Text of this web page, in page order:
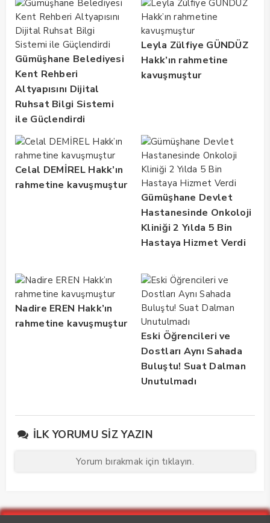
Gümüşhane Belediyesi
Kent Rehberi
Altyapısını Dijital
Ruhsat Bilgi Sistemi
ile Güçlendirdi
Leyla Zülfiye GÜNDÜZ
Hakk’ın rahmetine
kavuşmuştur
Celal DEMİREL Hakk’ın
rahmetine kavuşmuştur
Gümüşhane Devlet
Hastanesinde Onkoloji
Kliniği 2 Yılda 5 Bin
Hastaya Hizmet Verdi
Nadire EREN Hakk’ın
rahmetine kavuşmuştur
Eski Öğrencileri ve
Dostları Aynı Sahada
Buluştu! Suat Dalman
Unutulmadı
İLK YORUMU SIZ YAZIN
Yorum bırakmak için tıklayın.